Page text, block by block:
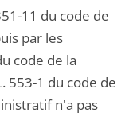
11 du code de
par les
code de la
553-1 du code de
n'a pas